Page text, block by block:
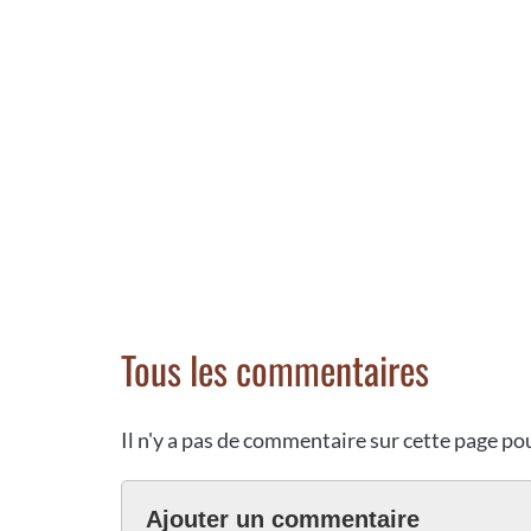
Tous les commentaires
Il n'y a pas de commentaire sur cette page
Ajouter un commentaire